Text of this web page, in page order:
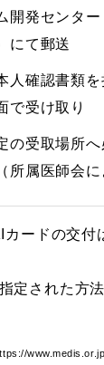
開発センタ
にて郵送
人確認書類
で受け取り
の受取場所
所属医師会に
ードの交付
定された方